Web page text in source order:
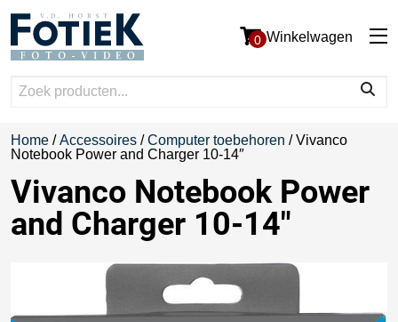
0 Winkelwagen
Home /Accessoires /Computer toebehoren / Vivanco
Notebook Power and Charger 10-14″
Vivanco Notebook Power
and Charger 10-14″